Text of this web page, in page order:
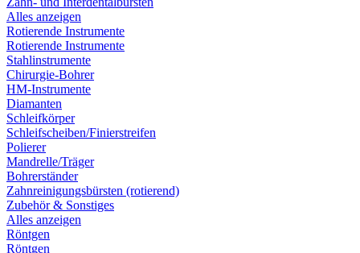
Alles anzeigen
Rotierende Instrumente
Rotierende Instrumente
Stahlinstrumente
Chirurgie-Bohrer
HM-Instrumente
Diamanten
Schleifkörper
Schleifscheiben/Finierstreifen
Polierer
Mandrelle/Träger
Bohrerständer
Zahnreinigungsbürsten (rotierend)
Zubehör & Sonstiges
Alles anzeigen
Röntgen
Röntgen